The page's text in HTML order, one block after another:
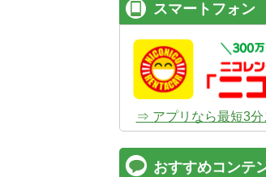
スマートフォン
⇒ アプリなら最短3分
おすすめコンテ